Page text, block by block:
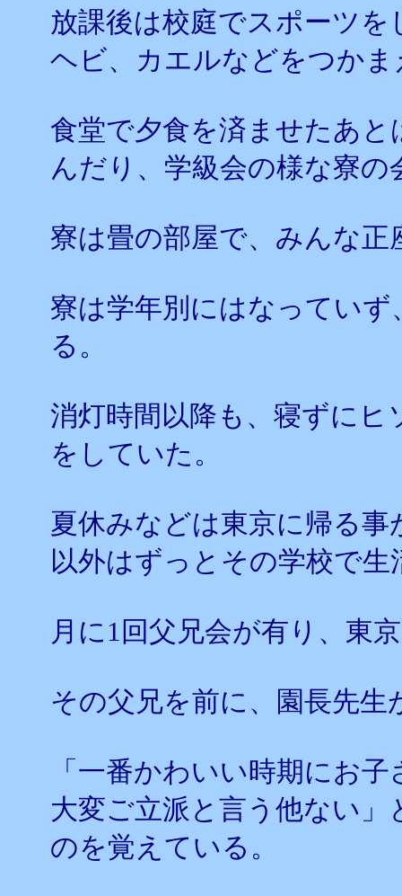
放課後は校庭でスポーツ
ヘビ、カエルなどをつか
食堂で夕食を済ませたあ
んだり、学級会の様な寮
寮は畳の部屋で、みんな
寮は学年別にはなってい
る。
消灯時間以降も、寝ずに
をしていた。
夏休みなどは東京に帰る
以外はずっとその学校で生
月に1回父兄会が有り、東
その父兄を前に、園長先生
「一番かわいい時期にお
大変ご立派と言う他ない
のを覚えている。